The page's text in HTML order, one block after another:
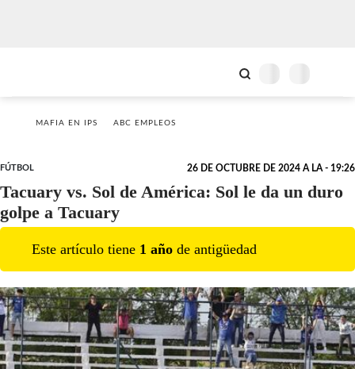
MAFIA EN IPS ABC EMPLEOS
FÚTBOL 26 DE OCTUBRE DE 2024 A LA - 19:26
Tacuary vs. Sol de América: Sol le da un duro
golpe a Tacuary
Este artículo tiene 1 año de antigüedad